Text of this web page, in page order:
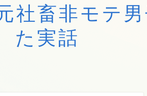
社畜非モテ
た実話